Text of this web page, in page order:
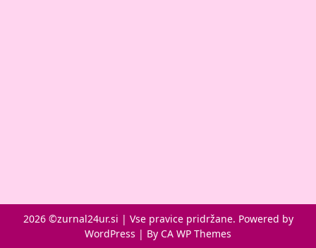
2026 ©zurnal24ur.si | Vse pravice pridržane. Powered by
WordPress | By CA WP Themes